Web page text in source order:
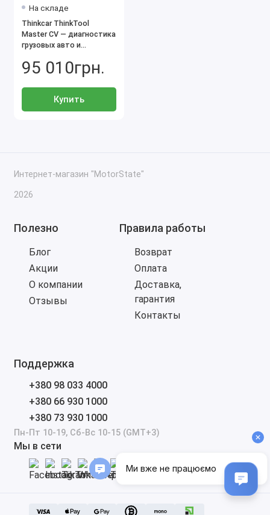
На складе
Thinkcar ThinkTool
Master CV — диагностика
грузовых авто и
95 010грн.
Купить
Интернет-магазин "MotorState"
2026
Полезно
Блог
Акции
О компании
Отзывы
Правила работы
Возврат
Оплата
Доставка,
гарантия
Контакты
Поддержка
+380 98 033 4000
+380 66 930 1000
+380 73 930 1000
Пн-Пт 10-19, Сб-Вс 10-15 (GMT+3)
Мы в сети